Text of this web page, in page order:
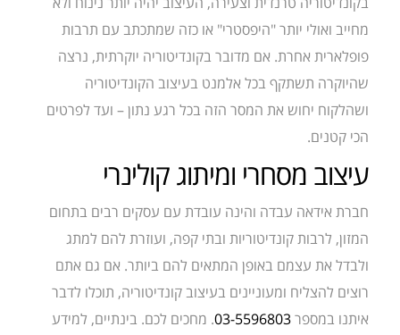
מחייב ואולי יותר "היפסטרי" או כזה שמתכתב עם תרבות
פופלארית אחרת. אם מדובר בקונדיטוריה יוקרתית, נרצה
שהיוקרה תשתקף בכל אלמנט בעיצוב הקונדיטוריה
ושהלקוח יחוש את המסר הזה בכל רגע נתון – ועד לפרטים
הכי קטנים.
עיצוב מסחרי ומיתוג קולינרי
חברת אידאה עבדה והינה עובדת עם עסקים רבים בתחום
המזון, לרבות קונדיטוריות ובתי קפה, ועוזרת להם למתג
ולבדל את עצמם באופן המתאים להם ביותר. אם גם אתם
רוצים להצליח ומעוניינים בעיצוב קונדיטוריה, תוכלו לדבר
איתנו במספר03-5596803. מחכים לכם. בינתיים, למידע